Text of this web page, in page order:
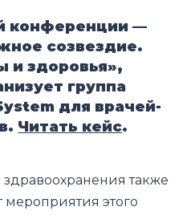
конференции —
созвездие.
и здоровья»,
группа
для врачей-
Читать кейс.
также
этого